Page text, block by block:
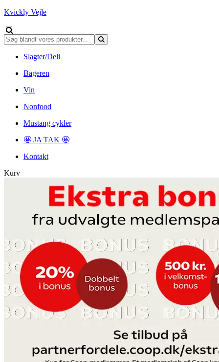
Kvickly Vejle
Slagter/Deli
Bageren
Vin
Nonfood
Mustang cykler
🤩 JA TAK 🤩
Kontakt
Kurv